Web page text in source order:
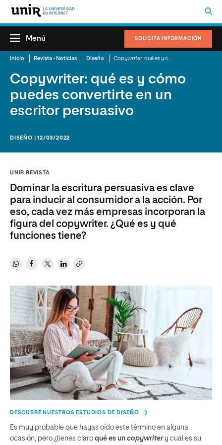
SOLICITA INFORMACIÓN
Menú
Inicio Revista - Noticias Diseño Copywriter: qué es y cómo puedes convertirte en un escritor persuasivo
Copywriter: qué es y cómo
puedes convertirte en un
escritor persuasivo
DISEÑO | 12/03/2022
UNIR REVISTA
Dominar la escritura persuasiva es clave
para inducir al consumidor a la acción. Por
eso, cada vez más empresas incorporan la
figura del copywriter. ¿Qué es y qué
funciones tiene?
DESCUBRE NUESTROS ESTUDIOS DE DISEÑO
Es muy probable que hayas oído este término en alguna
ocasión, pero ¿tienes claro qué es un copywritery cuál es su